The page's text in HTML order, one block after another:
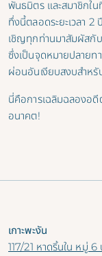
พันธมิตร และสมาชิกใ
ทึ่งนี้ตลอดระยะเวลา
เชิญทุกท่านมาสัมผัส
ซึ่งเป็นจุดหมายปลายท
ผ่อนอันเงียบสงบสำ
นี่คือการเฉลิมฉลองอดี
อนาคต!
เกาะพะงัน
117/21 หาดริ้นใน หมู่